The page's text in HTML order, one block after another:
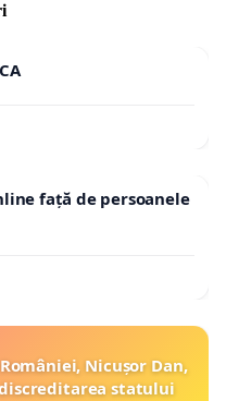
față de persoanele
Nicușor Dan,
statului